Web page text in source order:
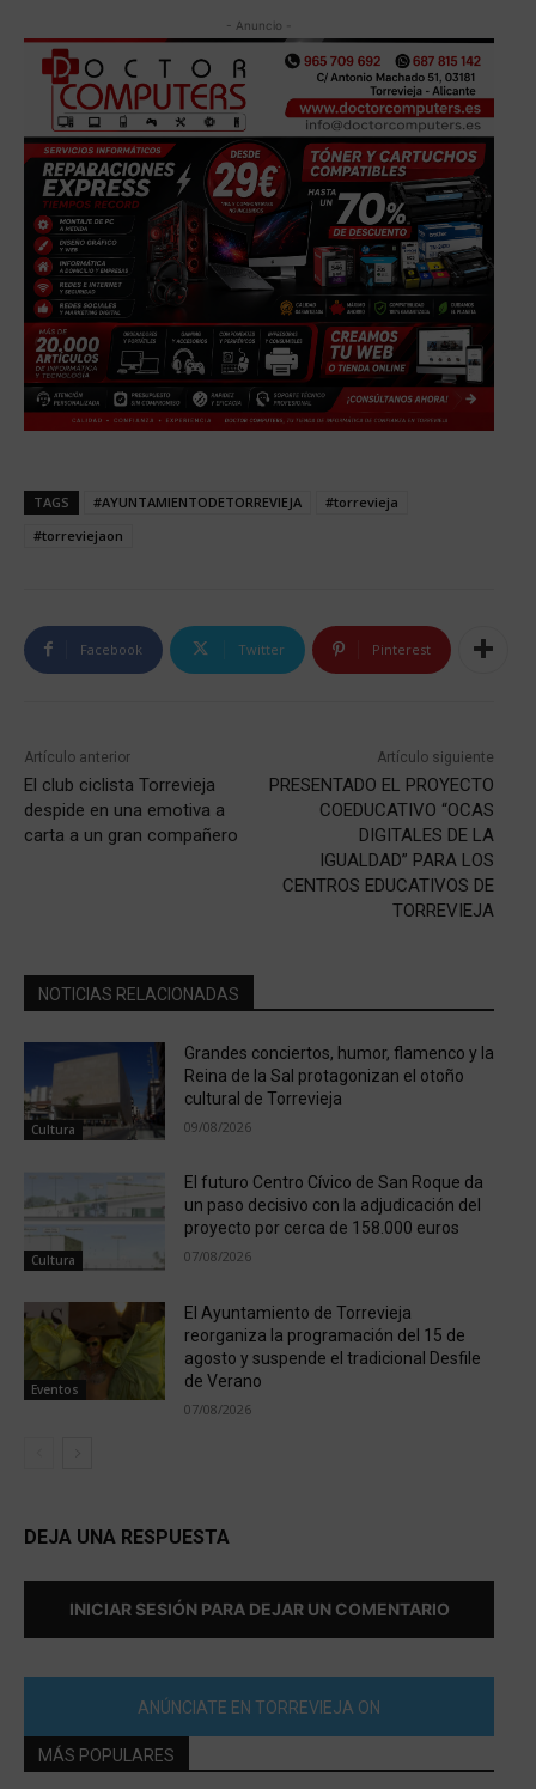
- Anuncio -
TAGS #AYUNTAMIENTODETORREVIEJA
#torrevieja
#torreviejaon
Facebook Twitter Pinterest
Artículo anterior
El club ciclista Torrevieja
despide en una emotiva a
carta a un gran compañero
Artículo siguiente
PRESENTADO EL PROYECTO
COEDUCATIVO “OCAS
DIGITALES DE LA
IGUALDAD” PARA LOS
CENTROS EDUCATIVOS DE
TORREVIEJA
NOTICIAS RELACIONADAS
Cultura
Grandes conciertos, humor, flamenco y la
Reina de la Sal protagonizan el otoño
cultural de Torrevieja
09/08/2026
Cultura
El futuro Centro Cívico de San Roque da
un paso decisivo con la adjudicación del
proyecto por cerca de 158.000 euros
07/08/2026
Eventos
El Ayuntamiento de Torrevieja
reorganiza la programación del 15 de
agosto y suspende el tradicional Desfile
de Verano
07/08/2026
DEJA UNA RESPUESTA
INICIAR SESIÓN PARA DEJAR UN COMENTARIO
ANÚNCIATE EN TORREVIEJA ON
MÁS POPULARES